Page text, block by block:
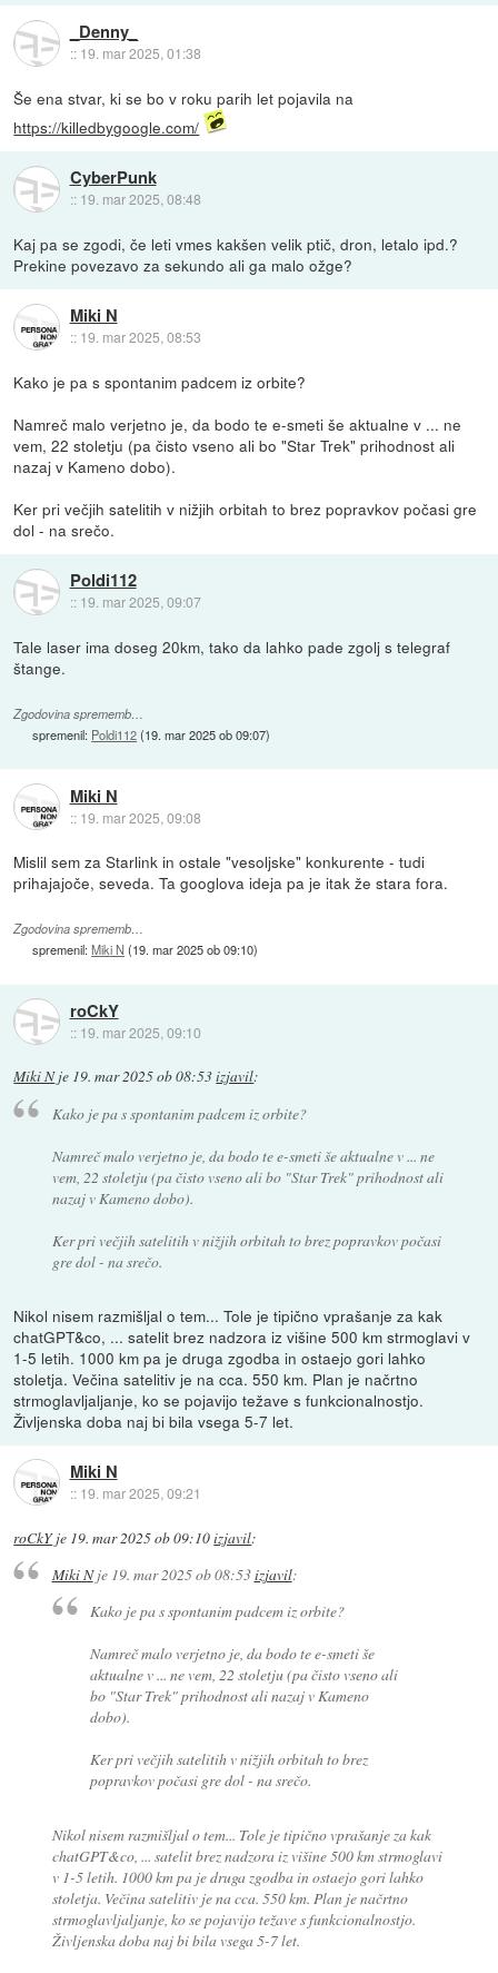
_Denny_
:: 19. mar 2025, 01:38
Še ena stvar, ki se bo v roku parih let pojavila na
https://killedbygoogle.com/
CyberPunk
:: 19. mar 2025, 08:48
Kaj pa se zgodi, če leti vmes kakšen velik ptič, dron, letalo ipd.?
Prekine povezavo za sekundo ali ga malo ožge?
Miki N
:: 19. mar 2025, 08:53
Kako je pa s spontanim padcem iz orbite?
Namreč malo verjetno je, da bodo te e-smeti še aktualne v ... ne
vem, 22 stoletju (pa čisto vseno ali bo "Star Trek" prihodnost ali
nazaj v Kameno dobo).
Ker pri večjih satelitih v nižjih orbitah to brez popravkov počasi gre
dol - na srečo.
Poldi112
:: 19. mar 2025, 09:07
Tale laser ima doseg 20km, tako da lahko pade zgolj s telegraf
štange.
Zgodovina sprememb…
spremenil: Poldi112(19. mar 2025 ob 09:07)
Miki N
:: 19. mar 2025, 09:08
Mislil sem za Starlink in ostale "vesoljske" konkurente - tudi
prihajajoče, seveda. Ta googlova ideja pa je itak že stara fora.
Zgodovina sprememb…
spremenil:Miki N(19. mar 2025 ob 09:10)
roCkY
:: 19. mar 2025, 09:10
Miki Nje 19. mar 2025 ob 08:53izjavil:
Kako je pa s spontanim padcem iz orbite?
Namreč malo verjetno je, da bodo te e-smeti še aktualne v ... ne
vem, 22 stoletju (pa čisto vseno ali bo "Star Trek" prihodnost ali
nazaj v Kameno dobo).
Ker pri večjih satelitih v nižjih orbitah to brez popravkov počasi
gre dol - na srečo.
Nikol nisem razmišljal o tem... Tole je tipično vprašanje za kak
chatGPT&co, ... satelit brez nadzora iz višine 500 km strmoglavi v
1-5 letih. 1000 km pa je druga zgodba in ostaejo gori lahko
stoletja. Večina satelitiv je na cca. 550 km. Plan je načrtno
strmoglavljaljanje, ko se pojavijo težave s funkcionalnostjo.
Življenska doba naj bi bila vsega 5-7 let.
Miki N
:: 19. mar 2025, 09:21
roCkYje 19. mar 2025 ob 09:10izjavil:
Miki Nje 19. mar 2025 ob 08:53izjavil:
Kako je pa s spontanim padcem iz orbite?
Namreč malo verjetno je, da bodo te e-smeti še
aktualne v ... ne vem, 22 stoletju (pa čisto vseno ali
bo "Star Trek" prihodnost ali nazaj v Kameno
dobo).
Ker pri večjih satelitih v nižjih orbitah to brez
popravkov počasi gre dol - na srečo.
Nikol nisem razmišljal o tem... Tole je tipično vprašanje za kak
chatGPT&co, ... satelit brez nadzora iz višine 500 km strmoglavi
v 1-5 letih. 1000 km pa je druga zgodba in ostaejo gori lahko
stoletja. Večina satelitiv je na cca. 550 km. Plan je načrtno
strmoglavljaljanje, ko se pojavijo težave s funkcionalnostjo.
Življenska doba naj bi bila vsega 5-7 let.